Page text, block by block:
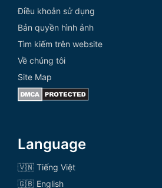
Điều khoản sử dụng
Bản quyền hình ảnh
Tìm kiếm trên website
Về chúng tôi
Site Map
Language
🇻🇳 Tiếng Việt
🇬🇧 English